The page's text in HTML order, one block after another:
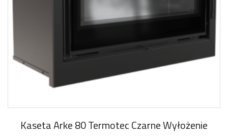
Kaseta Arke 80 Termotec Czarne Wyłożenie